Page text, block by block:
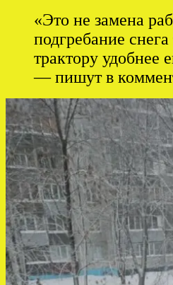
«Это не замена
подгребание снега
трактору удобнее
— пишут в